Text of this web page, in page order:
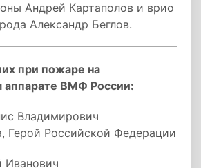
Андрей Картаполов и врио
Александр Беглов.
при пожаре на
аппарате ВМФ России:
Владимирович
Герой Российской Федерации
Иванович